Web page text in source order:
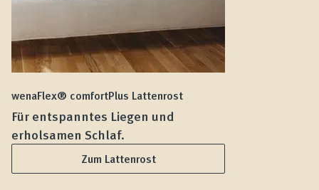
wenaFlex® comfortPlus Lattenrost
Für entspanntes Liegen und
erholsamen Schlaf.
Zum Lattenrost